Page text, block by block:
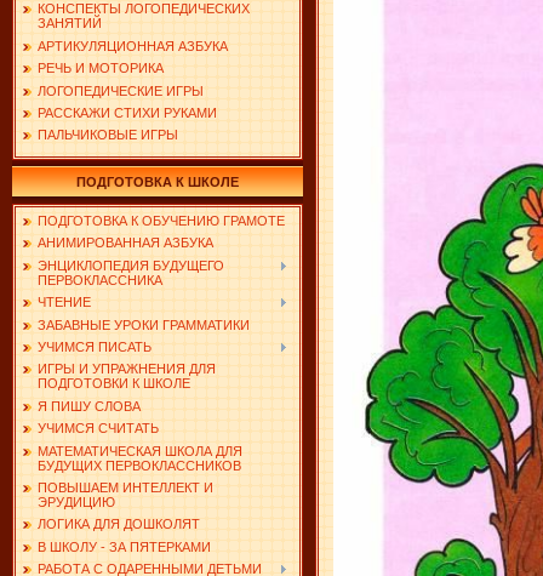
КОНСПЕКТЫ ЛОГОПЕДИЧЕСКИХ
ЗАНЯТИЙ
АРТИКУЛЯЦИОННАЯ АЗБУКА
РЕЧЬ И МОТОРИКА
ЛОГОПЕДИЧЕСКИЕ ИГРЫ
РАССКАЖИ СТИХИ РУКАМИ
ПАЛЬЧИКОВЫЕ ИГРЫ
ПОДГОТОВКА К ШКОЛЕ
ПОДГОТОВКА К ОБУЧЕНИЮ ГРАМОТЕ
АНИМИРОВАННАЯ АЗБУКА
ЭНЦИКЛОПЕДИЯ БУДУЩЕГО
ПЕРВОКЛАССНИКА
ЧТЕНИЕ
ЗАБАВНЫЕ УРОКИ ГРАММАТИКИ
УЧИМСЯ ПИСАТЬ
ИГРЫ И УПРАЖНЕНИЯ ДЛЯ
ПОДГОТОВКИ К ШКОЛЕ
Я ПИШУ СЛОВА
УЧИМСЯ СЧИТАТЬ
МАТЕМАТИЧЕСКАЯ ШКОЛА ДЛЯ
БУДУЩИХ ПЕРВОКЛАССНИКОВ
ПОВЫШАЕМ ИНТЕЛЛЕКТ И
ЭРУДИЦИЮ
ЛОГИКА ДЛЯ ДОШКОЛЯТ
В ШКОЛУ - ЗА ПЯТЕРКАМИ
РАБОТА С ОДАРЕННЫМИ ДЕТЬМИ